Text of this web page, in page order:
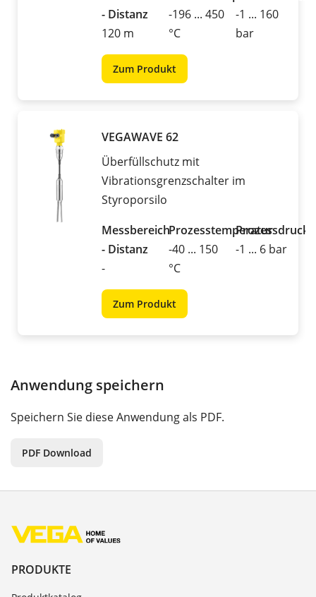
- Distanz
120 m
-196 ... 450
°C
-1 ... 160
bar
Zum Produkt
VEGAWAVE 62
Überfüllschutz mit
Vibrationsgrenzschalter im
Styroporsilo
Messbereich
- Distanz
-
Prozesstemperatur
-40 ... 150
°C
Prozessdruck
-1 ... 6 bar
Zum Produkt
Anwendung speichern
Speichern Sie diese Anwendung als PDF.
PDF Download
PRODUKTE